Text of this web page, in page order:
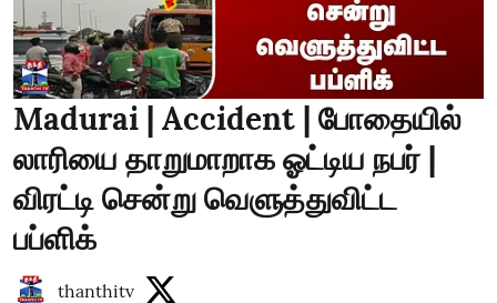
Madurai | Accident | போதையில்
லாரியை தாறுமாறாக ஓட்டிய நபர் |
விரட்டி சென்று வெளுத்துவிட்ட
பப்ளிக்
thanthitv